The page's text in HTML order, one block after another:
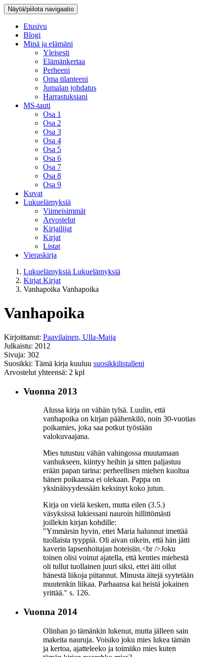
Näytä/piilota navigaatio
Etusivu
Blogi
Minä ja elämäni
Yleisesti
Elämänkertaa
Perheeni
Oma tilanteeni
Jumalan johdatus
Harrastuksiani
MS-tauti
Osa 1
Osa 2
Osa 3
Osa 4
Osa 5
Osa 6
Osa 7
Osa 8
Osa 9
Kuvat
Lukuelämyksiä
Viimeisimmät
Arvostelut
Kirjailijat
Kirjat
Listat
Vieraskirja
Lukuelämyksiä Lukuelämyksiä
Kirjat Kirjat
Vanhapoika Vanhapoika
Vanhapoika
Kirjoittanut: Paavilainen, Ulla-Maija
Julkaistu: 2012
Sivuja: 302
Suosikki: Tämä kirja kuuluu suosikkilistalleni
Arvostelut yhteensä: 2 kpl
Vuonna 2013
Alussa kirja on vähän tylsä. Luulin, että
vanhapoika on kirjan päähenkilö, noin 30-vuotias
poikamies, joka saa potkut työstään
valokuvaajana.
Mies tutustuu vähän vahingossa muutamaan
vanhukseen, kiintyy heihin ja sitten paljastuu
erään papan tarina: perheellisen miehen kuoltua
hänen poikaansa ei olekaan. Pappa on
yksinäisyydessään keksinyt koko jutun.
Kirja on vielä kesken, mutta eilen (3.5.)
väsyksissä lukiessani nauroin hillittömästi
joillekin kirjan kohdille:
"Ymmärsin hyvin, ettei Maria halunnut imettää
tuollaista tyyppiä. Oli aivan oikein, että hän jätti
kaverin lapsenhoitajan hoteisiin.<br />Joku
toinen olisi voinut ajatella, että kenties miehestä
oli tullut tuollainen juuri siksi, ettei äiti ollut
hänestä liikoja piitannut. Minusta äitejä syytetään
muutenkin liikaa. Parhaansa kai heistä jokainen
yrittää." s. 126.
Vuonna 2014
Olinhan jo tämänkin lukenut, mutta jälleen sain
makeita nauruja. Voisiko joku mies lukea tämän
ja kertoa, ajatteleeko ja toimiiko mies kuten